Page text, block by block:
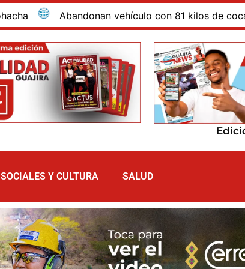
Abandonan vehículo con 81 kilos de cocaína
SOCIALES Y CULTURA SALUD